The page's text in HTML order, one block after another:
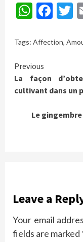
Tags: Affection,
Continue
Reading
Previous
La façon
cultivant dans un
Le
Leave a
Your email
fields are marked